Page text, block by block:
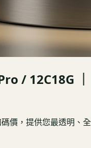
/ 12C18G ｜
價，提供您最透明、全